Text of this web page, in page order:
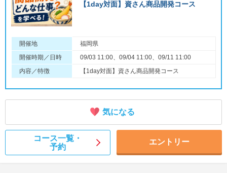
【1day対面】資さん商品開発コース
開催地
福岡県
開催時期／日時
09/03 11:00、09/04 11:00、09/11 11:00
内容／特徴
【1day対面】資さん商品開発コース
気になる
コース一覧・
予約
エントリー